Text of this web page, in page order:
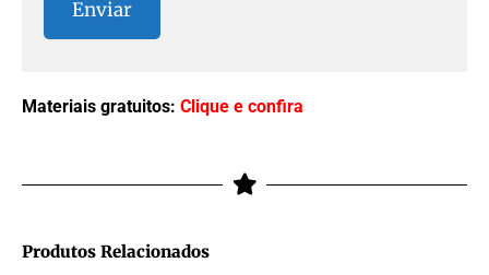
Materiais gratuitos: Clique e confira
Produtos Relacionados